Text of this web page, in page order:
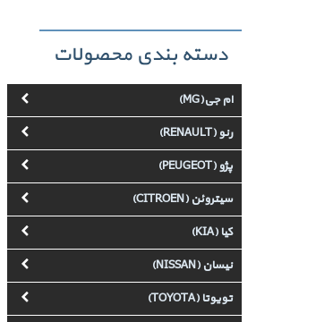
دسته بندی محصولات
ام جی(MG)
رنو (RENAULT)
پژو (PEUGEOT)
سیتروئن (CITROEN)
کیا (KIA)
نیسان (NISSAN)
تویوتا (TOYOTA)